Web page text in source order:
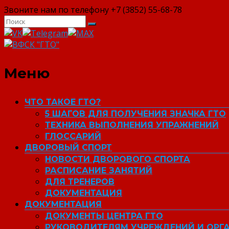
Звоните нам по телефону +7 (3852) 55-68-78
ВФСК "ГТО"
Меню
ЧТО ТАКОЕ ГТО?
5 ШАГОВ ДЛЯ ПОЛУЧЕНИЯ ЗНАЧКА ГТО
ТЕХНИКА ВЫПОЛНЕНИЯ УПРАЖНЕНИЙ
ГЛОССАРИЙ
ДВОРОВЫЙ СПОРТ
НОВОСТИ ДВОРОВОГО СПОРТА
РАСПИСАНИЕ ЗАНЯТИЙ
ДЛЯ ТРЕНЕРОВ
ДОКУМЕНТАЦИЯ
ДОКУМЕНТАЦИЯ
ДОКУМЕНТЫ ЦЕНТРА ГТО